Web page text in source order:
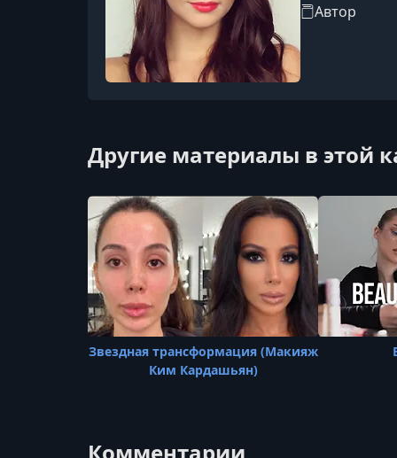
Автор
Другие материалы в этой
Звездная трансформация (Макияж
Ким Кардашьян)
Комментарии